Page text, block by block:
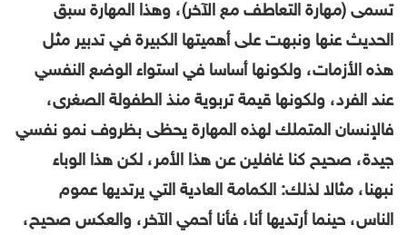
تسمى (مهارة التعاطف مع الآخر)، وهذا المهارة سبق
الحديث عنها ونبهت على أهميتها الكبيرة في تدبير مثل
هذه الأزمات، ولكونها أساسا في استواء الوضع النفسي
عند الفرد، ولكونها قيمة تربوية منذ الطفولة الصغرى،
فالإنسان المتملك لهذه المهارة يحظى بظروف نمو نفسي
جيدة، صحيح كنا غافلين عن هذا الأمر، لكن هذا الوباء
نبهنا، مثالا لذلك: الكمامة العادية التي يرتديها عموم
الناس، حينما أرتديها أنا، فأنا أحمي الآخر، والعكس صحيح،